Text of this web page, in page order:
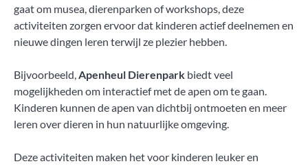
gaat om musea, dierenparken of workshops, deze
activiteiten zorgen ervoor dat kinderen actief deelnemen en
nieuwe dingen leren terwijl ze plezier hebben.
Bijvoorbeeld,Apenheul Dierenpark biedt veel
mogelijkheden om interactief met de apen om te gaan.
Kinderen kunnen de apen van dichtbij ontmoeten en meer
leren over dieren in hun natuurlijke omgeving.
Deze activiteiten maken het voor kinderen leuker en